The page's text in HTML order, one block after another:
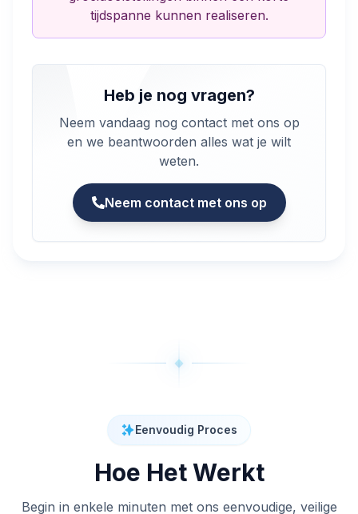
tijdspanne kunnen realiseren.
Heb je nog vragen?
Neem vandaag nog contact met ons op
en we beantwoorden alles wat je wilt
weten.
Neem contact met ons op
Eenvoudig Proces
Hoe Het Werkt
Begin in enkele minuten met ons eenvoudige, veilige